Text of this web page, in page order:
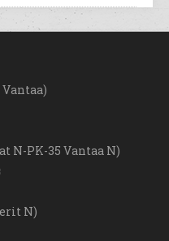
Vantaa)
N-PK-35 Vantaa N)
N)